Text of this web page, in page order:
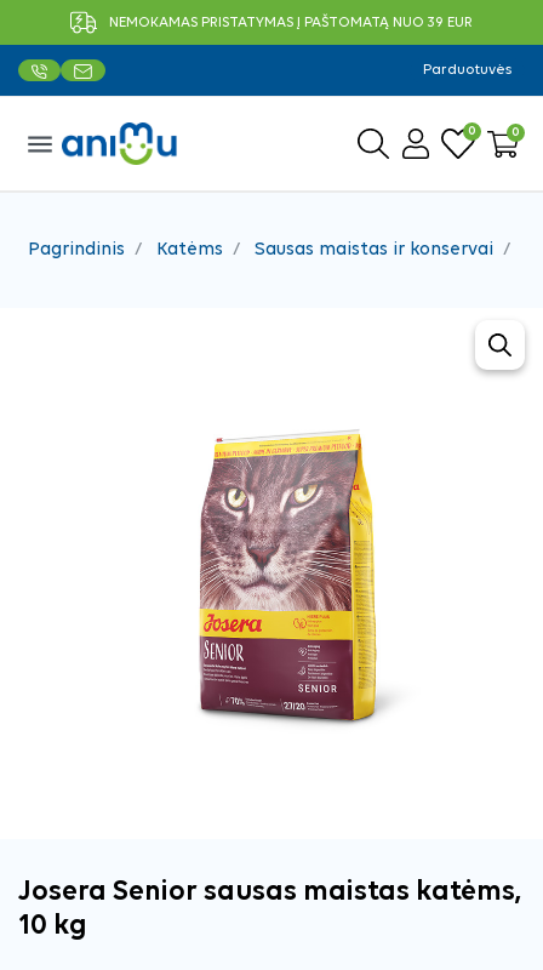
NEMOKAMAS PRISTATYMAS Į PAŠTOMATĄ NUO 39 EUR
Parduotuvės
menu 0 0
Pagrindinis Katėms Sausas maistas ir konservai
Josera Senior sausas maistas katėms,
10 kg